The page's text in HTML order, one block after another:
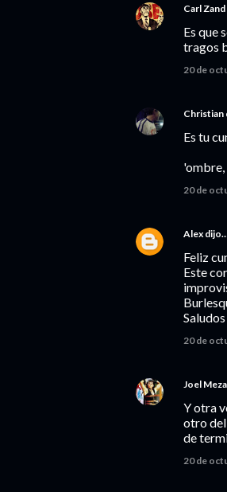
Carl Zand
Es que
tragos
20 de
Christian
Es tu
20 de
Alex
Feliz
Este
20 de
Joel Meza
Y otra
otro del
de
20 de